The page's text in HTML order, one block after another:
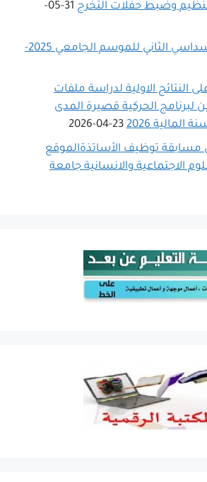
وضبط حفلات التخرج
31-05-
رزنامة امتحانات السداسي الثاني للموسم الجامعي 2025-
النتائج الاولية لدراسة ملفات
لبرنامج الحركية قصيرة المدى
المالية 2026
23-04-2026
مسابقة توظيف الأساتذةالموقع
الاجتماعية والانسانية جامعة